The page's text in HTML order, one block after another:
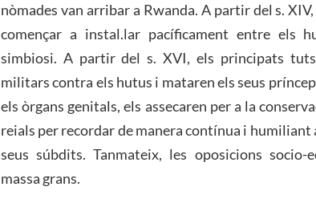
nòmades van arribar a Rwanda. A partir del s.
començar a instal.lar pacíficament entre els
simbiosi. A partir del s. XVI, els principats
militars contra els hutus i mataren els seus
els òrgans genitals, els assecaren per a la
reials per recordar de manera contínua i humiliant
seus súbdits. Tanmateix, les oposicions socio-
massa grans.